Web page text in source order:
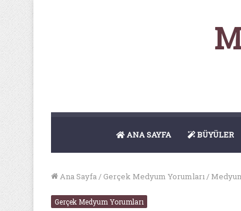
ANA SAYFA BÜYÜLER
Ana Sayfa/ Gerçek Medyum Yorumları/
Gerçek Medyum Yorumları